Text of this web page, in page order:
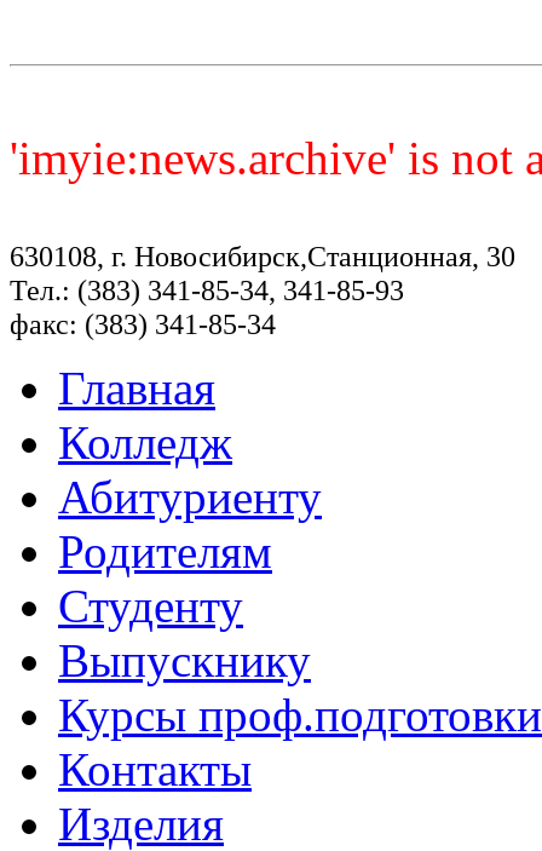
'imyie:news.archive' is not
630108, г. Новосибирск,Станционная, 30
Тел.: (383) 341-85-34, 341-85-93
факс: (383) 341-85-34
Главная
Колледж
Абитуриенту
Родителям
Студенту
Выпускнику
Курсы проф.подготовки
Контакты
Изделия